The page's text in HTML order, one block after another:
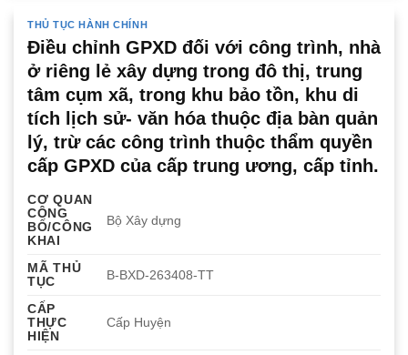
THỦ TỤC HÀNH CHÍNH
Điều chỉnh GPXD đối với công trình, nhà
ở riêng lẻ xây dựng trong đô thị, trung
tâm cụm xã, trong khu bảo tồn, khu di
tích lịch sử- văn hóa thuộc địa bàn quản
lý, trừ các công trình thuộc thẩm quyền
cấp GPXD của cấp trung ương, cấp tỉnh.
CƠ QUAN
CÔNG
BỐ/CÔNG
KHAI
Bộ Xây dựng
MÃ THỦ
TỤC
B-BXD-263408-TT
CẤP
THỰC
HIỆN
Cấp Huyện